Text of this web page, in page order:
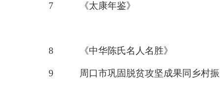
7 《太康年鉴》
8 《中华陈氏名人名胜》
9 周口市巩固脱贫攻坚成果同乡村